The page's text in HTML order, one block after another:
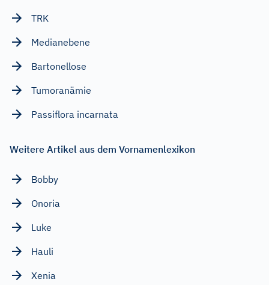
TRK
Medianebene
Bartonellose
Tumoranämie
Passiflora incarnata
Weitere Artikel aus dem Vornamenlexikon
Bobby
Onoria
Luke
Hauli
Xenia